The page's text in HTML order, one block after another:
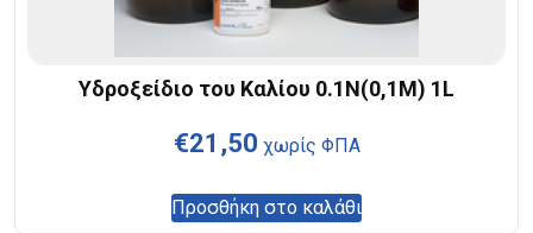
Υδροξείδιο του Καλίου 0.1N(0,1M) 1L
€21,50 χωρίς ΦΠΑ
Προσθήκη στο καλάθι